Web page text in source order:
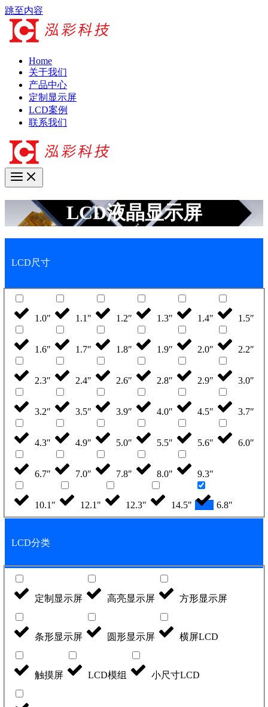
跳至内容
Home
关于我们
产品中心
定制显示屏
LCD案例
联系我们
LCD液晶显示屏
LCD尺寸
1.0" 1.1" 1.2″ 1.3″ 1.4″ 1.5″
1.6″ 1.7″ 1.8″ 1.9″ 2.0″ 2.2″
2.3″ 2.4″ 2.6″ 2.8″ 2.9″ 3.0″
3.2″ 3.5″ 3.9″ 4.0″ 4.5″ 3.7″
4.3″ 4.9″ 5.0″ 5.5″ 5.6″ 6.0″
6.7″ 7.0″ 7.8″ 8.0" 9.3"
10.1" 12.1" 12.3" 14.5" 6.8″
LCD分类
定制显示屏 高亮显示屏 方形显示屏
条形显示屏 圆形显示屏 横屏LCD
触摸屏 LCD模组 小尺寸LCD